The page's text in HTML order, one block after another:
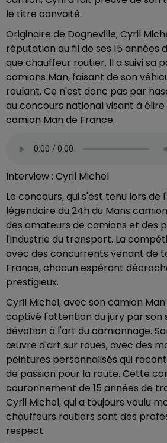
le titre convoité.
Originaire de Dogneville, Cyril
réputation au fil de ses 15 années
que chauffeur routier. Il a suivi sa
camions Man, faisant de son
roulant. Ce n'est donc pas par
au concours national visant à élire
camion Man de France.
Interview : Cyril Michel
Le concours, qui s'est tenu lors de
légendaire du 24h du Mans
des amateurs de camions et des
l'industrie du transport. La
avec des concurrents venant de
France, chacun espérant
prestigieux.
Cyril Michel, avec son camion
captivé l'attention du jury par son
dévotion à l'art du camionnage.
œuvre d'art sur roues, avec des
peintures personnalisés qui
de passion pour la route. Cette
couronnement de 15 années de
Cyril Michel, qui a toujours voulu
chauffeurs routiers sont des
respect.